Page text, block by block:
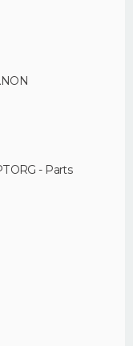
- Parts